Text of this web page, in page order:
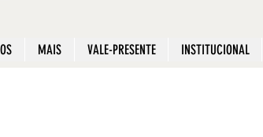
MAIS VALE-PRESENTE INSTITUCIONAL